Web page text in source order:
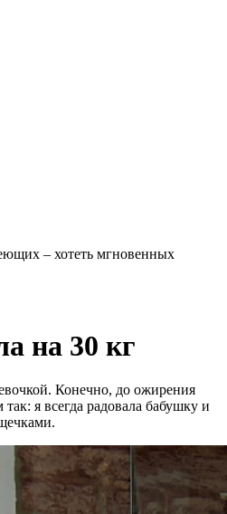
– хотеть мгновенных
на 30 кг
Конечно, до ожирения
я всегда радовала бабушку и